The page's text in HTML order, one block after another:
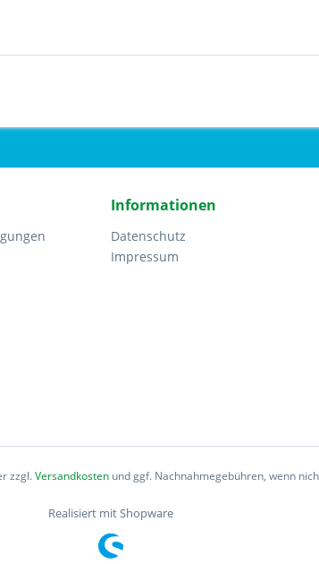
Informationen
Datenschutz
Impressum
zzgl.Versandkostenund ggf. Nachnahmegebühren, wenn
Realisiert mit Shopware